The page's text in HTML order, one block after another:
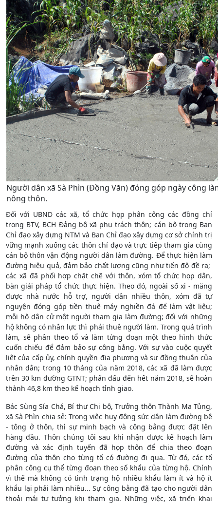
Người dân xã Sà Phìn (Đồng Văn) đóng góp ngày công
nông thôn.
Đối với UBND các xã, tổ chức họp phân công các đồng chí
trong BTV, BCH Đảng bộ xã phụ trách thôn; cán bộ trong Ban
Chỉ đạo xây dựng NTM và Ban Chỉ đạo xây dựng cơ sở chính trị
vững mạnh xuống các thôn chỉ đạo và trực tiếp tham gia cùng
cán bộ thôn vận động người dân làm đường. Để thực hiện làm
đường hiệu quả, đảm bảo chất lượng cũng như tiến độ đề ra;
các xã đã phối hợp chặt chẽ với thôn, xóm tổ chức họp dân,
bàn giải pháp tổ chức thực hiện. Theo đó, ngoài số xi - măng
được nhà nước hỗ trợ, người dân nhiều thôn, xóm đã tự
nguyện đóng góp tiền thuê máy nghiền đá để làm vật liệu;
mỗi hộ dân cử một người tham gia làm đường; đối với những
hộ không có nhân lực thì phải thuê người làm. Trong quá trình
làm, sẽ phân theo tổ và làm từng đoạn một theo hình thức
cuốn chiếu để đảm bảo sự công bằng. Với sự vào cuộc quyết
liệt của cấp ủy, chính quyền địa phương và sự đồng thuận của
nhân dân; trong 10 tháng của năm 2018, các xã đã làm được
trên 30 km đường GTNT; phấn đấu đến hết năm 2018, sẽ hoàn
thành 46,8 km theo kế hoạch tỉnh giao.
Bác Sùng Sía Chá, Bí thư Chi bộ, Trưởng thôn Thành Ma Tủng,
xã Sà Phìn chia sẻ: Trong việc huy động sức dân làm đường bê
- tông ở thôn, thì sự minh bạch và công bằng được đặt lên
hàng đầu. Thôn chúng tôi sau khi nhận được kế hoạch làm
đường và xác định tuyến đã họp thôn để chia theo đoạn
đường của thôn cho từng tổ có đường đi qua. Từ đó, các tổ
phân công cụ thể từng đoạn theo số khẩu của từng hộ. Chính
vì thế mà không có tình trạng hộ nhiều khẩu làm ít và hộ ít
khẩu lại phải làm nhiều... Sự công bằng đã tạo cho người dân
thoải mái tư tưởng khi tham gia. Những việc, xã triển khai